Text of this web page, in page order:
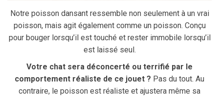
Notre poisson dansant ressemble non seulement à un vrai
poisson, mais agit également comme un poisson. Conçu
pour bouger lorsqu’il est touché et rester immobile lorsqu’il
est laissé seul.
Votre chat sera déconcerté ou terrifié par le
comportement réaliste de ce jouet ? Pas du tout. Au
contraire, le poisson est réaliste et ajustera même sa